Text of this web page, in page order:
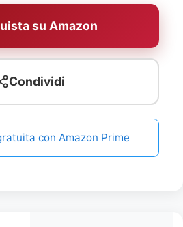
su Amazon
Condividi
con Amazon Prime